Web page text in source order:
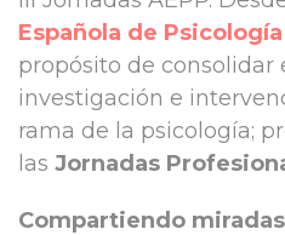
Española de
propósito de consolidar
investigación e
rama de la psicología;
las Jornadas
Compartiendo